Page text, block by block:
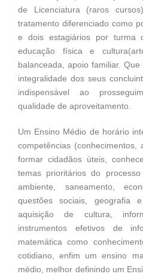
de Licenciatura (raros
tratamento diferenciado como
e dois estagiários por turma
educação física e
balanceada, apoio familiar.
integralidade dos seus
indispensável ao
qualidade de aproveitamento.
Um Ensino Médio de horário
competências
formar cidadãos úteis,
temas prioritários do
ambiente, saneamento,
questões sociais, geografia
aquisição de cultura,
instrumentos efetivos de
matemática como
cotidiano, enfim um ensino
médio, melhor definindo um